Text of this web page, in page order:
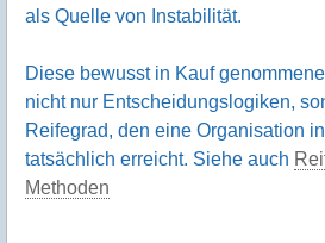
als Quelle von Instabilität.
Diese bewusst in Kauf
nicht nur Entscheidungslogiken,
Reifegrad, den eine Organisation
tatsächlich erreicht. Siehe auch
Methoden